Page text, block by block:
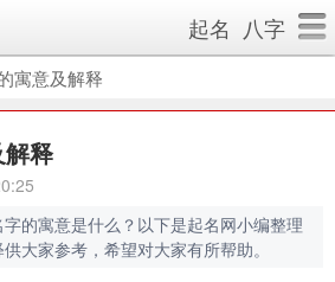
起名 八字
寓意及解释
释
的寓意是什么？以下是起名网小编整理
大家参考，希望对大家有所帮助。